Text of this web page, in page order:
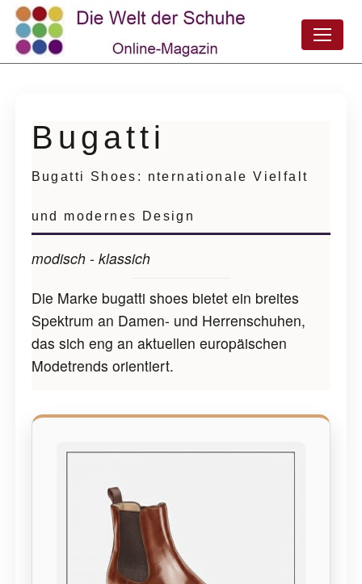
Bugatti
Bugatti Shoes: nternationale Vielfalt
und modernes Design
modisch - klassich
Die Marke bugatti shoes bietet ein breites
Spektrum an Damen- und Herrenschuhen,
das sich eng an aktuellen europäischen
Modetrends orientiert.